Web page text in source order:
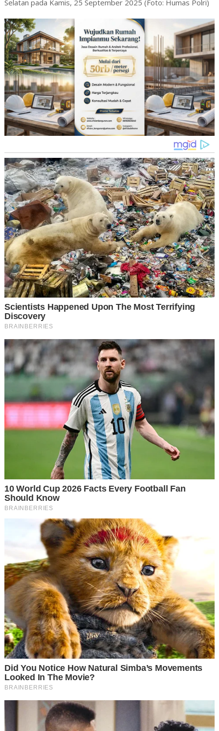
Selatan pada Kamis, 25 September 2025 (Foto: Humas Polri)